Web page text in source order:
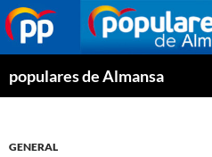
populares de Almansa
GENERAL